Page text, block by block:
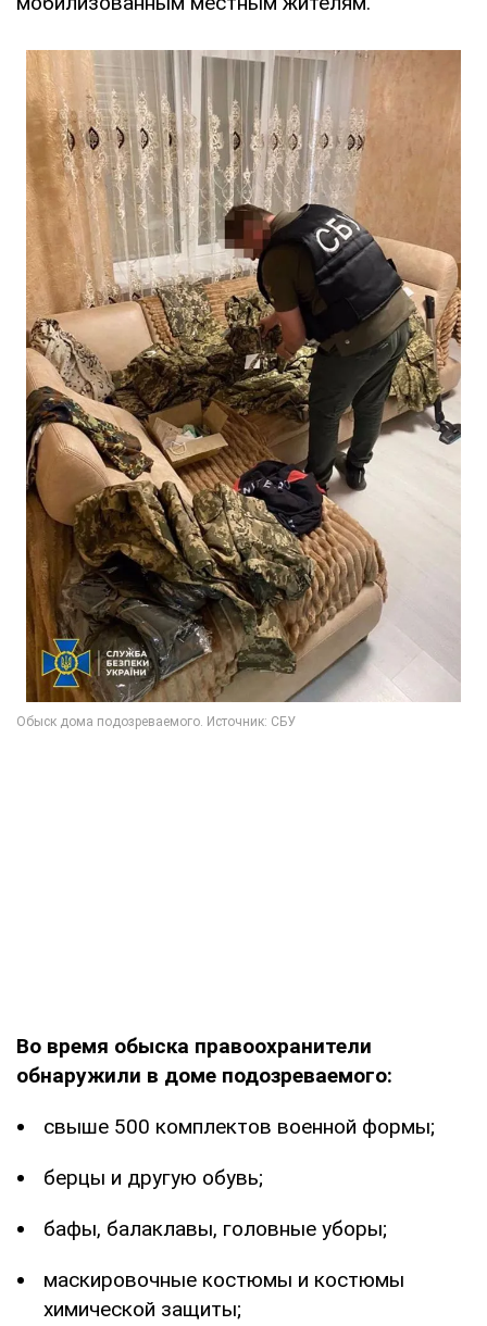
Во время обыска правоохранители
обнаружили в доме подозреваемого:
свыше 500 комплектов военной формы;
берцы и другую обувь;
бафы, балаклавы, головные уборы;
маскировочные костюмы и костюмы
химической защиты;